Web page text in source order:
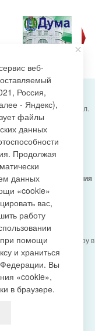
поселения Излучинск, ул.
Нижневартовский
округ-Югра
izluchinsk.ru
городского поселения
Денис Ярославович
77 , e-mail:
izluchinsk.ru
службой по надзору в
и массовых
регистрационный
веб-
Россия,
- Яндекс),
файлы
данных
Продолжая
данных
«cookie»
вас,
работу
при помощи
и храниться
Федерации. Вы
«cookie»,
в браузере.